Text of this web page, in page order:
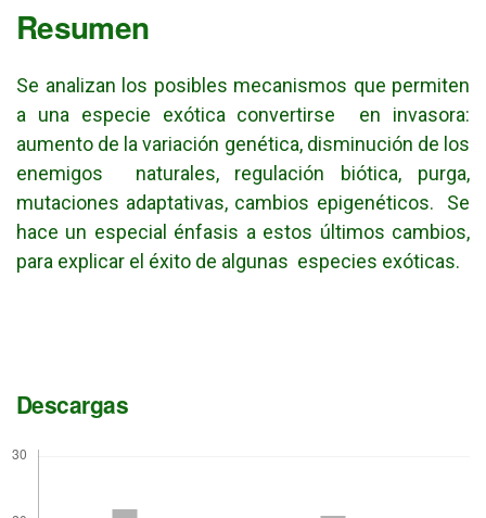
Resumen
Se analizan los posibles mecanismos que permiten
a una especie exótica convertirse en invasora:
aumento de la variación genética, disminución de los
enemigos naturales, regulación biótica, purga,
mutaciones adaptativas, cambios epigenéticos. Se
hace un especial énfasis a estos últimos cambios,
para explicar el éxito de algunas especies exóticas.
Descargas